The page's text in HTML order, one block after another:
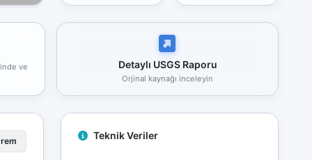
ve Detaylı USGS Raporu
Orjinal kaynağı inceleyin
Teknik Veriler